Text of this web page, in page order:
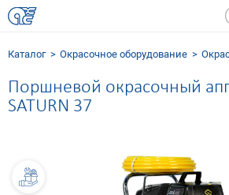
Каталог Окрасочное оборудование
Поршневой окрасочный
SATURN 37